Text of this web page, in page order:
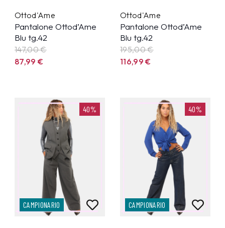
Ottod'Ame
Pantalone Ottod’Ame
Blu tg.42
147,00 €
87,99€
Ottod'Ame
Pantalone Ottod’Ame
Blu tg.42
195,00 €
116,99€
40%
CAMPIONARIO
40%
CAMPIONARIO